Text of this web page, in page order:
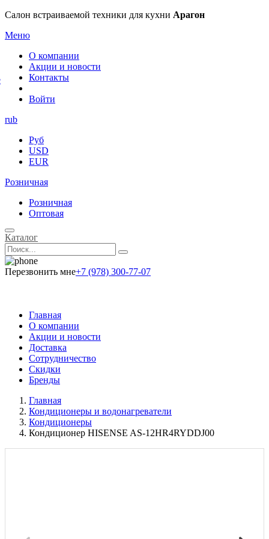
Салон встраиваемой техники для кухни Арагон
Меню
О компании
Акции и новости
Контакты
Войти
rub
Руб
USD
EUR
Розничная
Розничная
Оптовая
Каталог
Перезвонить мне+7 (978) 300-77-07
Главная
О компании
Акции и новости
Доставка
Сотрудничество
Скидки
Бренды
Главная
Кондиционеры и водонагреватели
Кондиционеры
Кондиционер HISENSE AS-12HR4RYDDJ00